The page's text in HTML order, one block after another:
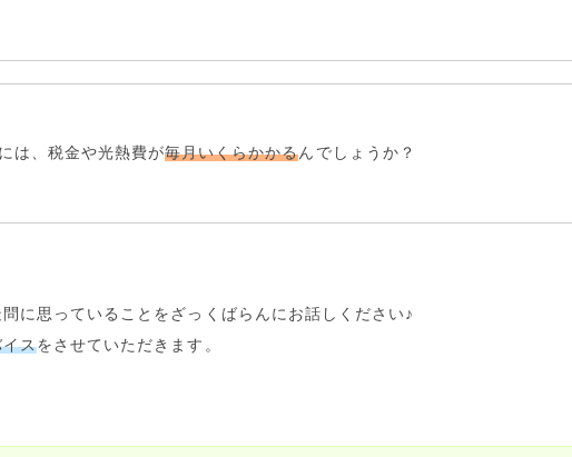
は、 税金や光熱費が毎月いくらかかるんでしょうか？
問に思っていること をざっくばらんにお話しください♪
イスをさせていただきます。